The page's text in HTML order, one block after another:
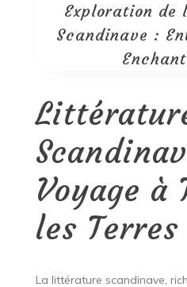
Exploration
Scandinave :
Voyage à
les
La littérature scandinave,